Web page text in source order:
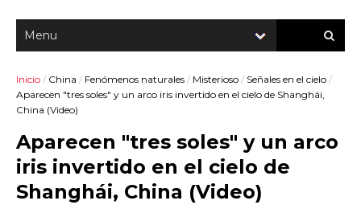
Inicio / China / Fenómenos naturales / Misterioso / Señales en el cielo /
Aparecen "tres soles" y un arco iris invertido en el cielo de Shanghái,
China (Video)
Aparecen "tres soles" y un arco
iris invertido en el cielo de
Shanghái, China (Video)